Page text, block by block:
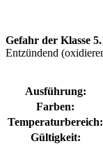
Gefahr der Klasse
Entzündend
Ausführung:
Farben:
Temperaturbereich:
Gültigkeit: